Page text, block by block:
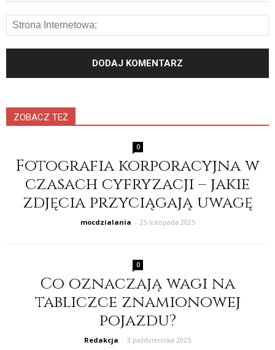
ZOBACZ TEŻ
0
Fotografia korporacyjna w
czasach cyfryzacji – jakie
zdjęcia przyciągają uwagę
mocdzialania - 25 listopada 2025
0
Co oznaczają wagi na
tabliczce znamionowej
pojazdu?
Redakcja - 3 października 2025